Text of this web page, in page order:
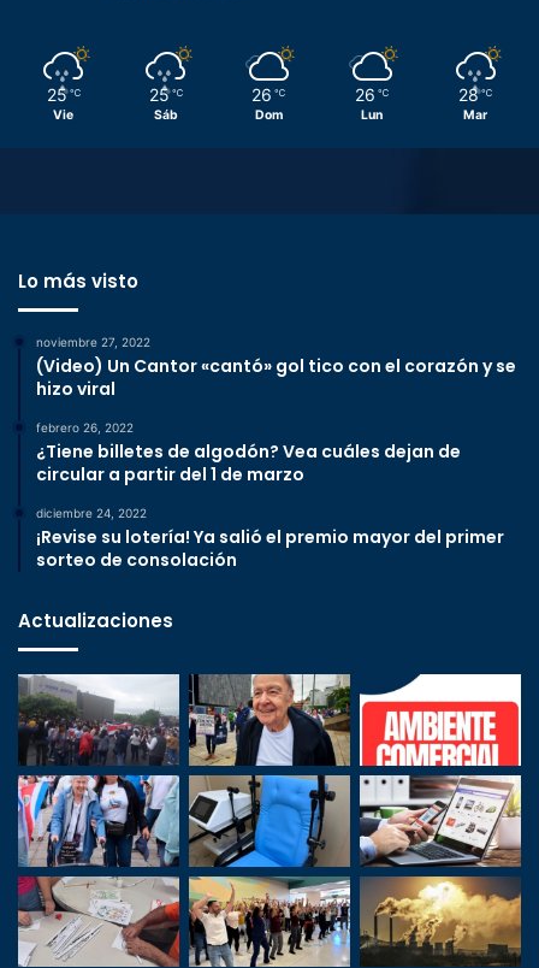
25 ℃
Vie
25 ℃
Sáb
26 ℃
Dom
26 ℃
Lun
28 ℃
Mar
Lo más visto
noviembre 27, 2022
(Video) Un Cantor «cantó» gol tico con el corazón y se
hizo viral
febrero 26, 2022
¿Tiene billetes de algodón? Vea cuáles dejan de
circular a partir del 1 de marzo
diciembre 24, 2022
¡Revise su lotería! Ya salió el premio mayor del primer
sorteo de consolación
Actualizaciones